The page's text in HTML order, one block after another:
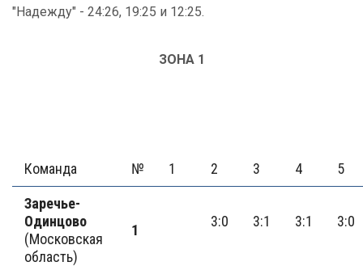
"Надежду" - 24:26, 19:25 и 12:25.
ЗОНА 1
Команда № 1 2 3 4 5
Заречье-
Одинцово
(Московская
область)
1
3:0 3:1 3:1 3:0